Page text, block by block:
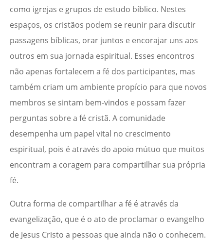
como igrejas e grupos de estudo bíblico. Nestes
espaços, os cristãos podem se reunir para discutir
passagens bíblicas, orar juntos e encorajar uns aos
outros em sua jornada espiritual. Esses encontros
não apenas fortalecem a fé dos participantes, mas
também criam um ambiente propício para que novos
membros se sintam bem-vindos e possam fazer
perguntas sobre a fé cristã. A comunidade
desempenha um papel vital no crescimento
espiritual, pois é através do apoio mútuo que muitos
encontram a coragem para compartilhar sua própria
fé.
Outra forma de compartilhar a fé é através da
evangelização, que é o ato de proclamar o evangelho
de Jesus Cristo a pessoas que ainda não o conhecem.